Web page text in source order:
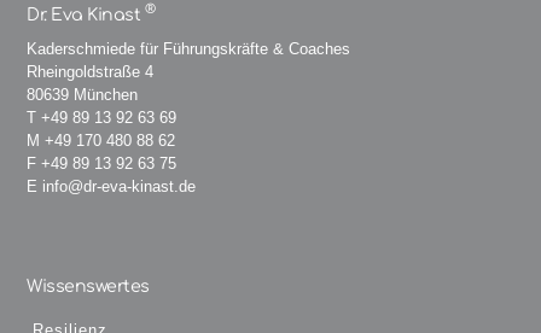
Dr. Eva Kinast ®
Kaderschmiede für Führungskräfte & Coaches
Rheingoldstraße 4
80639 München
T+49 89 13 92 63 69
M+49 170 480 88 62
F +49 89 13 92 63 75
E info@dr-eva-kinast.de
Wissenswertes